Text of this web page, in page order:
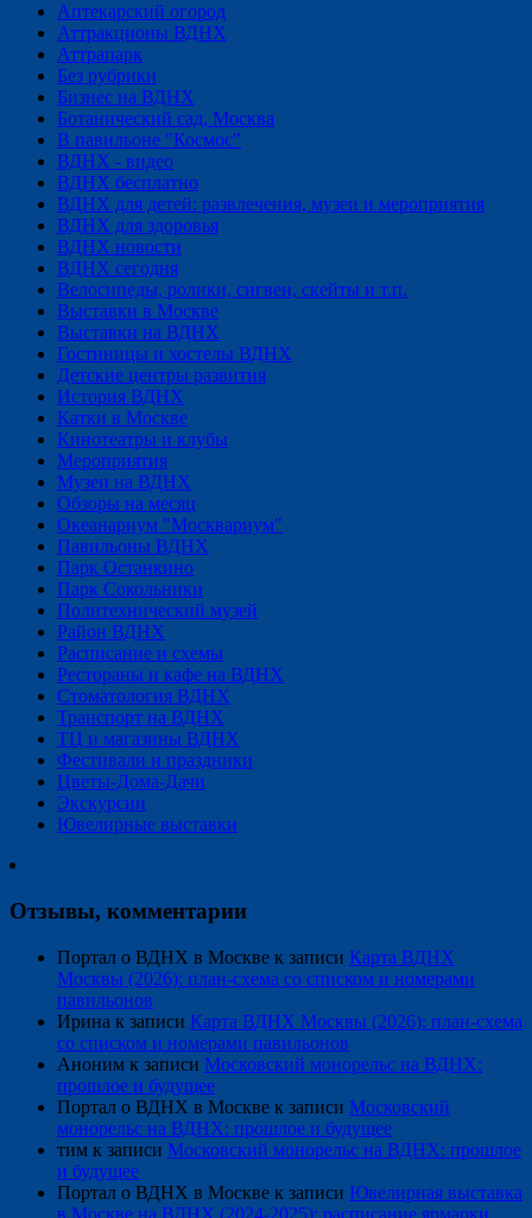
Аптекарский огород
Аттракционы ВДНХ
Аттрапарк
Без рубрики
Бизнес на ВДНХ
Ботанический сад, Москва
В павильоне "Космос"
ВДНХ - видео
ВДНХ бесплатно
ВДНХ для детей: развлечения, музеи и мероприятия
ВДНХ для здоровья
ВДНХ новости
ВДНХ сегодня
Велосипеды, ролики, сигвеи, скейты и т.п.
Выставки в Москве
Выставки на ВДНХ
Гостиницы и хостелы ВДНХ
Детские центры развития
История ВДНХ
Катки в Москве
Кинотеатры и клубы
Мероприятия
Музеи на ВДНХ
Обзоры на месяц
Океанариум "Москвариум"
Павильоны ВДНХ
Парк Останкино
Парк Сокольники
Политехнический музей
Район ВДНХ
Расписание и схемы
Рестораны и кафе на ВДНХ
Стоматология ВДНХ
Транспорт на ВДНХ
ТЦ и магазины ВДНХ
Фестивали и праздники
Цветы-Дома-Дачи
Экскурсии
Ювелирные выставки
Отзывы, комментарии
Портал о ВДНХ в Москве к записи Карта ВДНХ
Москвы (2026): план-схема со списком и номерами
павильонов
Ирина к записи Карта ВДНХ Москвы (2026): план-схема
со списком и номерами павильонов
Аноним к записи Московский монорельс на ВДНХ:
прошлое и будущее
Портал о ВДНХ в Москве к записи Московский
монорельс на ВДНХ: прошлое и будущее
тим к записи Московский монорельс на ВДНХ: прошлое
и будущее
Портал о ВДНХ в Москве к записи Ювелирная выставка
в Москве на ВДНХ (2024-2025): расписание ярмарки